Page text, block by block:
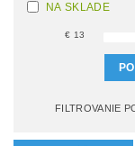
NA SKLADE
€ 13
FILTROVANIE